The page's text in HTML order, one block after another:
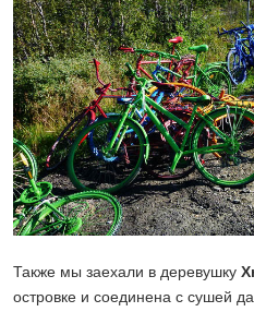
Также мы заехали в деревушку
островке и соединена с сушей